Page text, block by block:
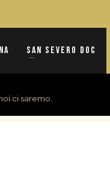
San Severo DOC
ci saremo.